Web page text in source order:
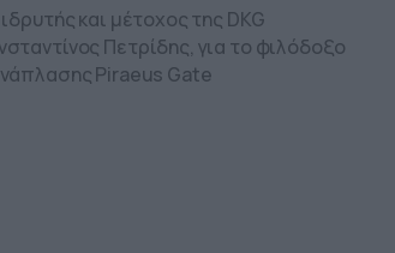
και μέτοχος της DKG
Πετρίδης, για το φιλόδοξο
Piraeus Gate